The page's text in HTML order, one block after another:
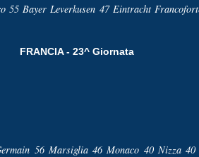
55 Bayer Leverkusen 47 Eintracht
FRANCIA - 23^ Giornata
56 Marsiglia 46 Monaco 40 Nizza